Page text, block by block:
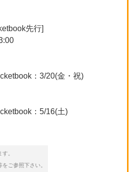
先行]
：3/20(金・祝)
：5/16(土)
。
ご参照下さい。